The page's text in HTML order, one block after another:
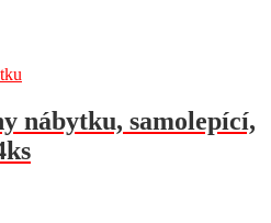
nábytku, samolepící,